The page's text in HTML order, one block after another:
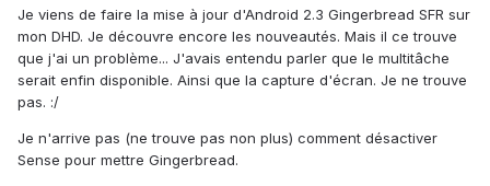
Je viens de faire la mise à jour d'Android 2.3 Gingerbread SFR sur
mon DHD. Je découvre encore les nouveautés. Mais il ce trouve
que j'ai un problème... J'avais entendu parler que le multitâche
serait enfin disponible. Ainsi que la capture d'écran. Je ne trouve
pas. :/
Je n'arrive pas (ne trouve pas non plus) comment désactiver
Sense pour mettre Gingerbread.